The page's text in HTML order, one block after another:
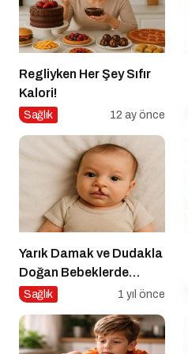
Regliyken Her Şey Sıfır
Kalori!
Sağlık 12 ay önce
Yarık Damak ve Dudakla
Doğan Bebeklerde
Beslenme
Sağlık 1 yıl önce